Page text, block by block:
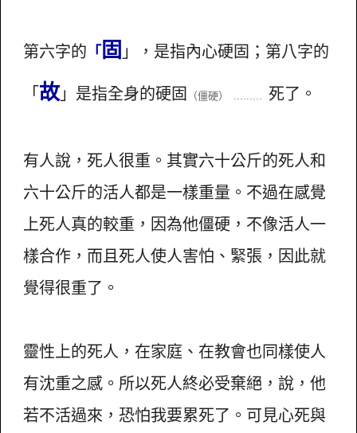
第六字的 「固 」，是指內心硬固；第八字的
「故」是指全身的硬固 （僵硬） .........死了。
有人說，死人很重。其實六十公斤的死人和
六十公斤的活人都是一樣重量。不過在感覺
上死人真的較重，因為他僵硬，不像活人一
樣合作，而且死人使人害怕、緊張，因此就
覺得很重了。
靈性上的死人，在家庭、在教會也同樣使人
有沈重之感。所以死人終必受棄絕，說，他
若不活過來，恐怕我要累死了。可見心死與